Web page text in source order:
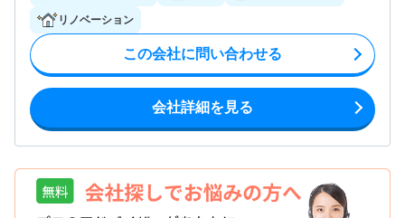
リノベーション
この会社に問い合わせる
会社詳細を見る